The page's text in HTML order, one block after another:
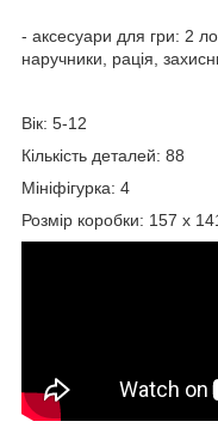
- аксесуари для гри: 2
наручники, рація,
Вік: 5-12
Кількість деталей: 88
Мініфігурка: 4
Розмір коробки: 157 x